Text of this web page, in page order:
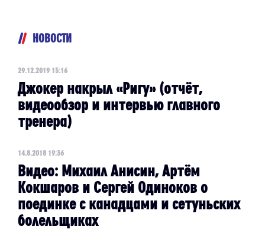
НОВОСТИ
29.12.2019 15:16
Джокер накрыл «Ригу» (отчёт,
видеообзор и интервью главного
тренера)
14.8.2018 19:36
Видео: Михаил Анисин, Артём
Кокшаров и Сергей Одиноков о
поединке с канадцами и сетуньских
болельщиках